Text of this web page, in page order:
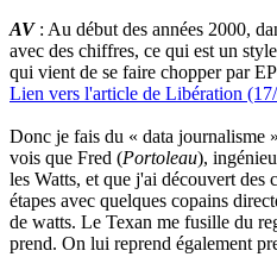
AV: Au début des années 2000,
avec des chiffres, ce qui est un
qui vient de se faire chopper par
Lien vers l'article de Libération
Donc je fais du « data journalisme
vois que Fred (Portoleau),
les Watts, et que j'ai découvert des
étapes avec quelques copains
de watts. Le Texan me fusille du
prend. On lui reprend également